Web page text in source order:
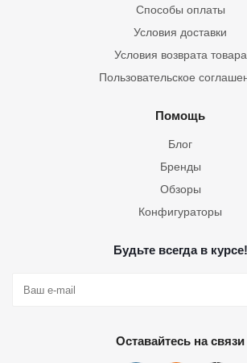
Способы оплаты
Условия доставки
Условия возврата товара
Пользовательское
Помощь
Блог
Бренды
Обзоры
Конфигураторы
Будьте всегда в курсе!
Оставайтесь на связи